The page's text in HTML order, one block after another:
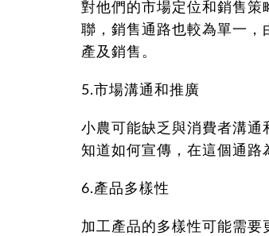
對他們的市場定位和銷售
聯，銷售通路也較為單一
產及銷售。
5.市場溝通和推廣
小農可能缺乏與消費者溝
知道如何宣傳，在這個通
6.產品多樣性
加工產品的多樣性可能需要